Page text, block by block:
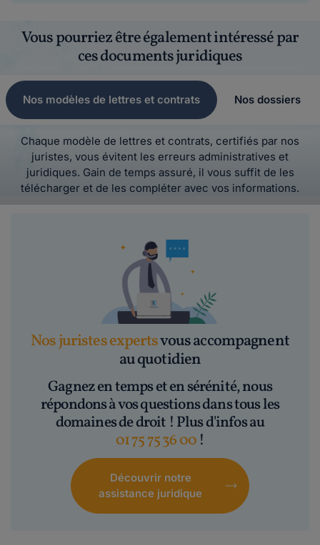
Vous pourriez être également intéressé par
ces documents juridiques
Nos modèles de lettres et contrats Nos dossiers
Chaque modèle de lettres et contrats, certifiés par nos
juristes, vous évitent les erreurs administratives et
juridiques. Gain de temps assuré, il vous suffit de les
télécharger et de les compléter avec vos informations.
Nos juristes expertsvous accompagnent
au quotidien
Gagnez en temps et en sérénité, nous
répondons à vos questions dans tous les
domaines de droit ! Plus d'infos au
01 75 75 36 00 !
Découvrir notre
assistance juridique